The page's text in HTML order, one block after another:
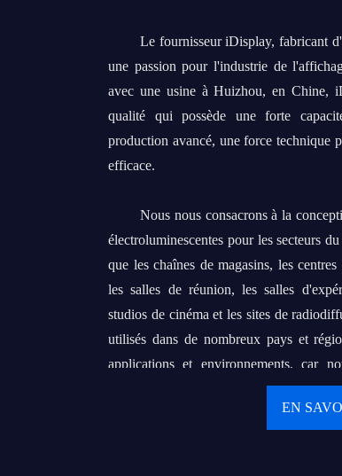
Le fournisseur iDisplay, fabricant
une passion pour l'industrie de
avec une usine à Huizhou, en Chine,
qualité qui possède une forte
production avancé, une force technique
efficace.
Nous nous consacrons à la
électroluminescentes pour les secteurs
que les chaînes de magasins, les
les salles de réunion, les salles
studios de cinéma et les sites de
utilisés dans de nombreux pays et
applications et environnements, car
EN